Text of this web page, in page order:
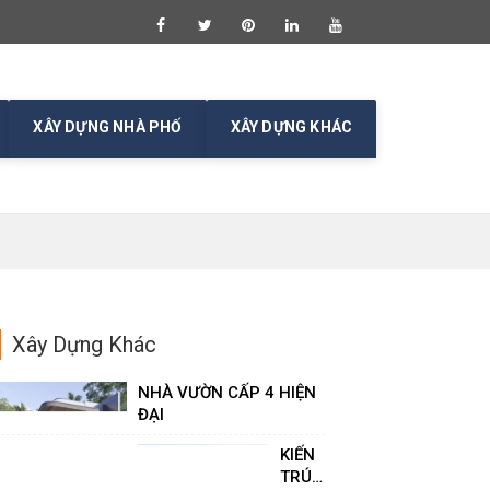
XÂY DỰNG NHÀ PHỐ XÂY DỰNG KHÁC
Xây Dựng Khác
NHÀ VƯỜN CẤP 4 HIỆN
ĐẠI
KIẾN
TRÚC